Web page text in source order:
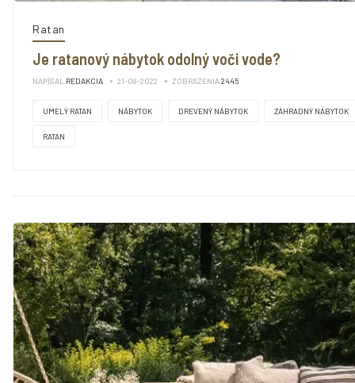
Ratan
Je ratanový nábytok odolný voči vode?
NAPÍSAL REDAKCIA 21-08-2022 ZOBRAZENIA2445
UMELÝ RATAN NÁBYTOK DREVENÝ NÁBYTOK ZÁHRADNÝ NÁBYTOK
RATAN